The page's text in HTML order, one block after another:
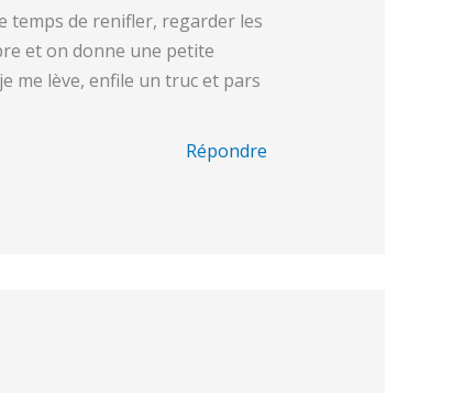
temps de renifler, regarder les
et on donne une petite
me lève, enfile un truc et pars
Répondre